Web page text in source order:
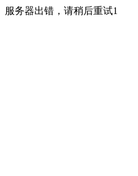
服务器出错，请稍后重试1